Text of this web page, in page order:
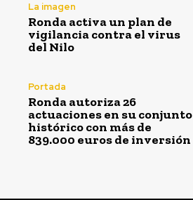
La imagen
Ronda activa un plan de
vigilancia contra el virus
del Nilo
Portada
Ronda autoriza 26
actuaciones en su conjunto
histórico con más de
839.000 euros de inversión